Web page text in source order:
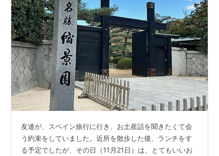
友達が、スペイン旅行に行き、お土産話を聞きたくて会
う約束をしていました。近所を散歩した後、ランチをす
る予定でしたが、その日（11月21日）は、とてもいいお